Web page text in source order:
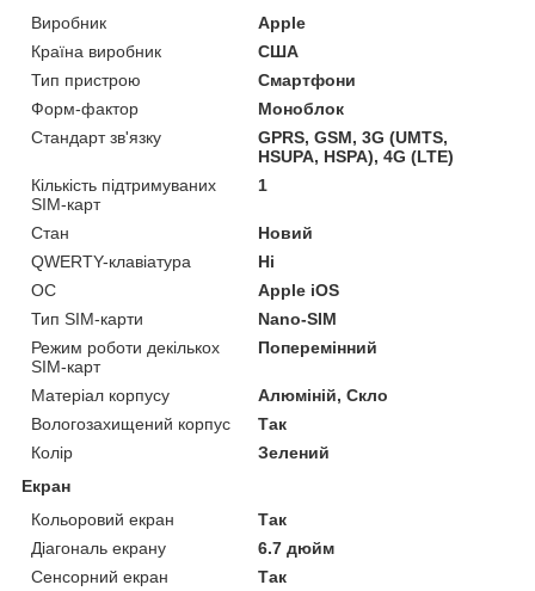
Виробник
Apple
Країна виробник
США
Тип пристрою
Смартфони
Форм-фактор
Моноблок
Стандарт зв'язку
GPRS, GSM, 3G (UMTS,
HSUPA, HSPA), 4G (LTE)
Кількість підтримуваних
SIM-карт
1
Стан
Новий
QWERTY-клавіатура
Ні
ОС
Apple iOS
Тип SIM-карти
Nano-SIM
Режим роботи декількох
SIM-карт
Поперемінний
Матеріал корпусу
Алюміній, Скло
Вологозахищений корпус
Так
Колір
Зелений
Екран
Кольоровий екран
Так
Діагональ екрану
6.7 дюйм
Сенсорний екран
Так